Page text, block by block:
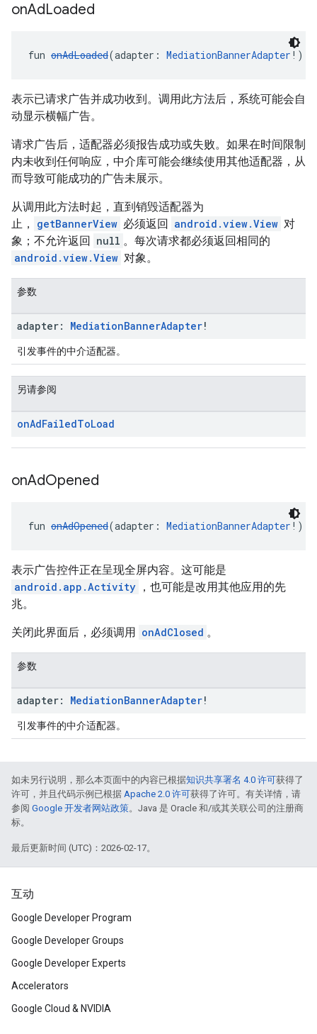
onAdLoaded
fun onAdLoaded(adapter: MediationBannerAdapter !):
表示已请求广告并成功收到。调用此方法后，系统可能会自
动显示横幅广告。
请求广告后，适配器必须报告成功或失败。如果在时间限制
内未收到任何响应，中介库可能会继续使用其他适配器，从
而导致可能成功的广告未展示。
从调用此方法时起，直到销毁适配器为
止，
getBannerView 必须返回 android.view.View 对
象；不允许返回 null 。每次请求都必须返回相同的
android.view.View 对象。
参数
adapter: MediationBannerAdapter!
引发事件的中介适配器。
另请参阅
onAdFailedToLoad
onAdOpened
fun onAdOpened(adapter: MediationBannerAdapter !):
表示广告控件正在呈现全屏内容。这可能是
android.app.Activity ，也可能是改用其他应用的先
兆。
关闭此界面后，必须调用 onAdClosed 。
参数
adapter: MediationBannerAdapter!
引发事件的中介适配器。
如未另行说明，那么本页面中的内容已根据知识共享署名 4.0 许可获得了
许可，并且代码示例已根据 Apache 2.0 许可获得了许可。有关详情，请
参阅 Google 开发者网站政策。Java 是 Oracle 和/或其关联公司的注册商
标。
最后更新时间 (UTC)：2026-02-17。
互动
Google Developer Program
Google Developer Groups
Google Developer Experts
Accelerators
Google Cloud & NVIDIA